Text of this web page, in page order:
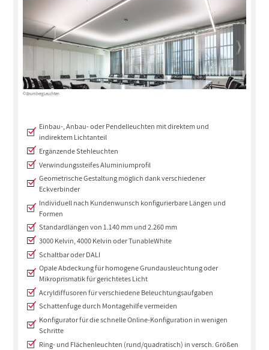
© Brumberg Leuchten
Einbau-, Anbau- oder Pendelleuchten mit direktem und
indirektem Lichtanteil
Ergänzende Stehleuchten
Verwindungssteifes Aluminiumprofil
Geometrische Gestaltung möglich dank verschiedener
Eckverbinder
Individuell nach Kundenwunsch konfigurierbare Längen und
Formen
Standardlängen von 1.140 mm und 2.260 mm
3000 Kelvin, 4000 Kelvin oder TunableWhite
Schaltbar oder DALI
Opale Abdeckung für homogene Grundausleuchtung oder
Mikroprismatik für gerichtetes Licht
Acryldiffusoren für verschiedene Beleuchtungsaufgaben
Schattenfuge durch Montagehilfe vermeiden
Konfigurator für die schnelle Online-Konfiguration in wenigen
Schritte
Ring- und Flächenleuchten (rund/quadratisch) in versch. Größen